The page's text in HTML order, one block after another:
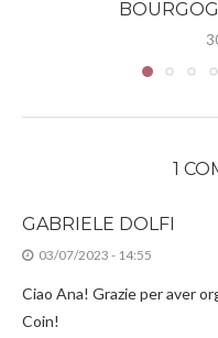
1
GABRIELE DOLFI
03/07/2023 - 14:55
Ciao Ana! Grazie per aver
Coin!